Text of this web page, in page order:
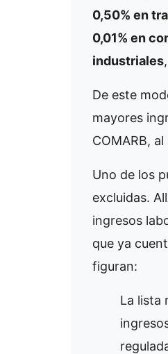
0,50% en
0,01% en
industriales
De este
mayores
COMARB,
Uno de los
excluidas.
ingresos
que ya
figuran:
La lista